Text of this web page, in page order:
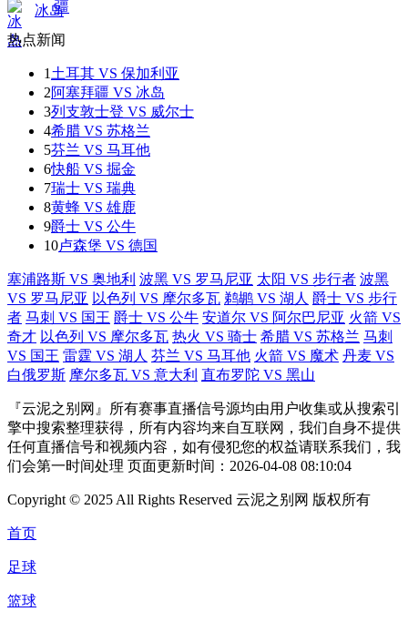
冰岛
热点新闻
1 土耳其 VS 保加利亚
2阿塞拜疆 VS 冰岛
3列支敦士登 VS 威尔士
4希腊 VS 苏格兰
5芬兰 VS 马耳他
6快船 VS 掘金
7瑞士 VS 瑞典
8黄蜂 VS 雄鹿
9爵士 VS 公牛
10卢森堡 VS 德国
塞浦路斯 VS 奥地利 波黑 VS 罗马尼亚 太阳 VS 步行者 波黑
VS 罗马尼亚 以色列 VS 摩尔多瓦 鹈鹕 VS 湖人 爵士 VS 步行
者 马刺 VS 国王 爵士 VS 公牛 安道尔 VS 阿尔巴尼亚 火箭 VS
奇才 以色列 VS 摩尔多瓦 热火 VS 骑士 希腊 VS 苏格兰 马刺
VS 国王 雷霆 VS 湖人 芬兰 VS 马耳他 火箭 VS 魔术 丹麦 VS
白俄罗斯 摩尔多瓦 VS 意大利 直布罗陀 VS 黑山
『云泥之别网』所有赛事直播信号源均由用户收集或从搜索引
擎中搜索整理获得，所有内容均来自互联网，我们自身不提供
任何直播信号和视频内容，如有侵犯您的权益请联系我们，我
们会第一时间处理 页面更新时间：2026-04-08 08:10:04
Copyright © 2025 All Rights Reserved 云泥之别网 版权所有
首页
足球
篮球